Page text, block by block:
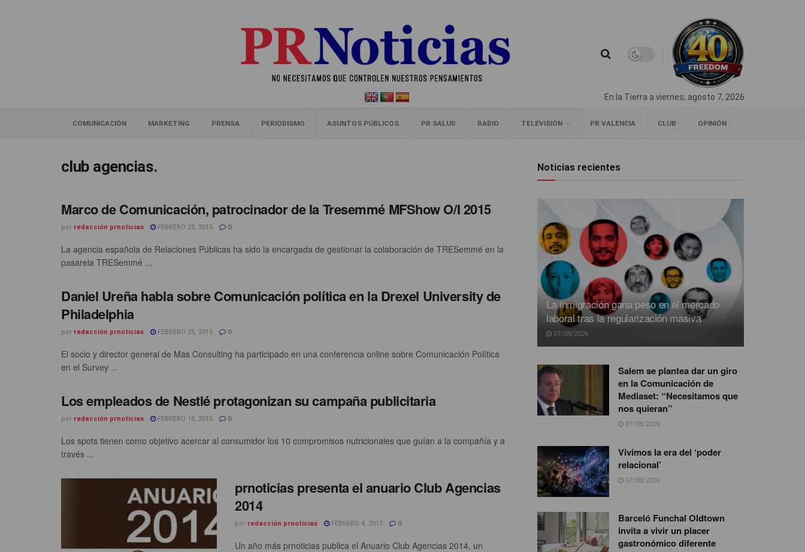
En la Tierra a viernes, agosto 7, 2026
COMUNICACIÓN MARKETING PRENSA PERIODISMO ASUNTOS PÚBLICOS PR SALUD RADIO TELEVISIÓN PR VALENCIA CLUB OPINIÓN
club agencias.
Marco de Comunicación, patrocinador de la Tresemmé MFShow O/I 2015
por redacción prnoticias FEBRERO 25, 2015 0
La agencia española de Relaciones Públicas ha sido la encargada de gestionar la colaboración de TRESemmé en la
pasarela TRESemmé ...
Daniel Ureña habla sobre Comunicación política en la Drexel University de
Philadelphia
por redacción prnoticias FEBRERO 25, 2015 0
El socio y director general de Mas Consulting ha participado en una conferencia online sobre Comunicación Política
en el Survey ...
Los empleados de Nestlé protagonizan su campaña publicitaria
por redacción prnoticias FEBRERO 18, 2015 0
Los spots tienen como objetivo acercar al consumidor los 10 compromisos nutricionales que guían a la compañía y a
través ...
prnoticias presenta el anuario Club Agencias
2014
por redacción prnoticias FEBRERO 4, 2015 0
Un año más prnoticias publica el Anuario Club Agencias 2014, un
Noticias recientes
La inmigración gana peso en el mercado
laboral tras la regularización masiva
07/08/2026
Salem se plantea dar un giro
en la Comunicación de
Mediaset: “Necesitamos que
nos quieran”
07/08/2026
Vivimos la era del ‘poder
relacional’
07/08/2026
Barceló Funchal Oldtown
invita a vivir un placer
gastronómico diferente